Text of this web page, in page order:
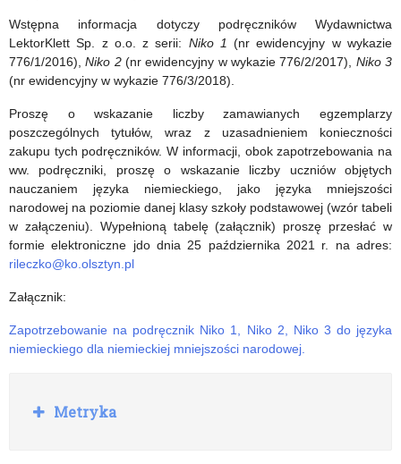
Wstępna informacja dotyczy podręczników Wydawnictwa
LektorKlett Sp. z o.o. z serii: Niko 1 (nr ewidencyjny w wykazie
776/1/2016),Niko 2(nr ewidencyjny w wykazie 776/2/2017), Niko 3
(nr ewidencyjny w wykazie 776/3/2018).
Proszę o wskazanie liczby zamawianych egzemplarzy
poszczególnych tytułów, wraz z uzasadnieniem konieczności
zakupu tych podręczników. W informacji, obok zapotrzebowania na
ww. podręczniki, proszę o wskazanie liczby uczniów objętych
nauczaniem języka niemieckiego, jako języka mniejszości
narodowej na poziomie danej klasy szkoły podstawowej (wzór tabeli
w załączeniu). Wypełnioną tabelę (załącznik) proszę przesłać w
formie elektroniczne jdo dnia 25 października 2021 r. na adres:
rileczko@ko.olsztyn.pl
Załącznik:
Zapotrzebowanie na podręcznik Niko 1, Niko 2, Niko 3 do języka
niemieckiego dla niemieckiej mniejszości narodowej.
R
o
Metryka